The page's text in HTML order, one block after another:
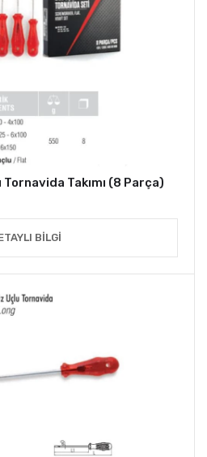
Takımı (8 Parça)
BILGI